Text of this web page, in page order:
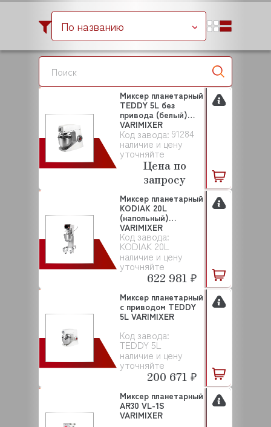
По названию
Код завода: 91284
наличие и цену
уточняйте
Миксер планетарный
TEDDY 5L без
привода (белый)
VARIMIXER
Цена по
запросу
Код завода:
KODIAK 20L
наличие и цену
уточняйте
Миксер планетарный
KODIAK 20L
(напольный)
VARIMIXER
622 981 ₽
Код завода:
TEDDY 5L
наличие и цену
уточняйте
Миксер планетарный
с приводом TEDDY
5L VARIMIXER
200 671 ₽
Миксер планетарный
AR30 VL-1S
VARIMIXER